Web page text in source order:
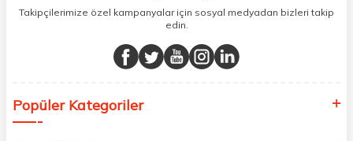
Takipçilerimize özel kampanyalar için sosyal medyadan bizleri takip
edin.
Popüler Kategoriler